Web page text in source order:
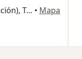
.Av. Jorge Basadre (ex-circunvalación), Tacna • Mapa